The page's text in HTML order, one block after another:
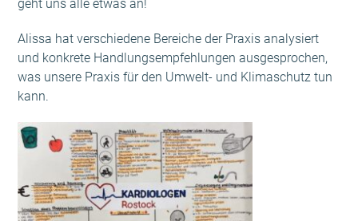
geht uns alle etwas an!
Alissa hat verschiedene Bereiche der Praxis analysiert
und konkrete Handlungsempfehlungen ausgesprochen,
was unsere Praxis für den Umwelt- und Klimaschutz tun
kann.